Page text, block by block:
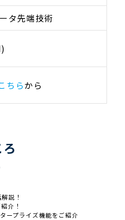
タ先端技術
ちらから
説！
介！
ープライズ機能をご紹介